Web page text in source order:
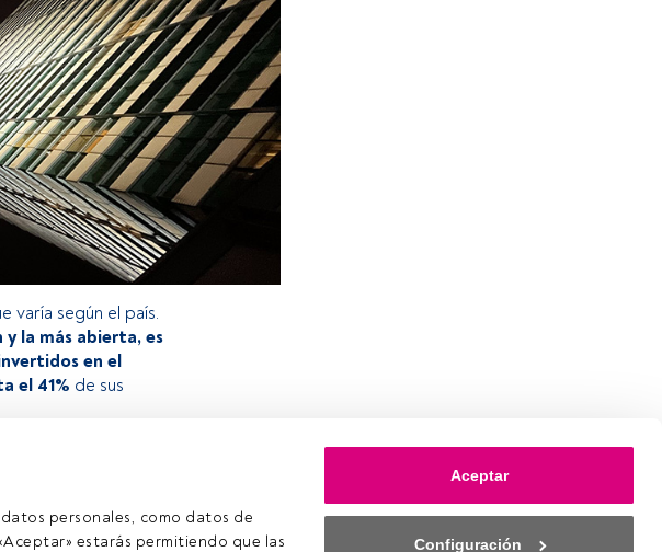
personales, como datos de
estarás permitiendo que las
Aceptar
Configuración
varía según el país.
la más abierta, es
en el
el 41% de sus
cuenta, te
FundsPeople.